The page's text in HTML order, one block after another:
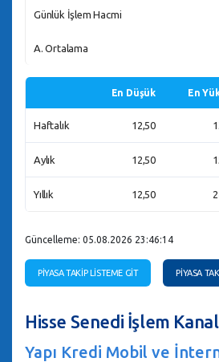
Günlük İşlem Hacmi
A. Ortalama
En Düşük En
Haftalık 12,50
Aylık 12,50
Yıllık 12,50
Güncelleme: 05.08.2026 23:46:14
PİYASA TAKİP LİSTEME GİT PİYASA
Hisse Senedi İşlem
Yapı Kredi Mobil ve